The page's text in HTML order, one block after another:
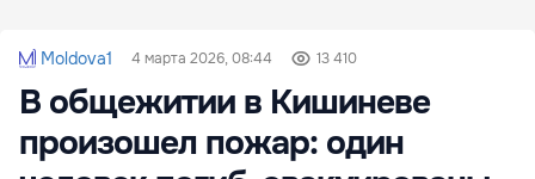
Moldova1 4 марта 2026, 08:44 13 410
В общежитии в Кишиневе
произошел пожар: один